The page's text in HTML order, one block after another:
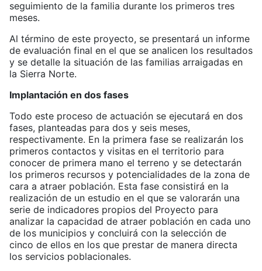
seguimiento de la familia durante los primeros tres
meses.
Al término de este proyecto, se presentará un informe
de evaluación final en el que se analicen los resultados
y se detalle la situación de las familias arraigadas en
la Sierra Norte.
Implantación en dos fases
Todo este proceso de actuación se ejecutará en dos
fases, planteadas para dos y seis meses,
respectivamente. En la primera fase se realizarán los
primeros contactos y visitas en el territorio para
conocer de primera mano el terreno y se detectarán
los primeros recursos y potencialidades de la zona de
cara a atraer población. Esta fase consistirá en la
realización de un estudio en el que se valorarán una
serie de indicadores propios del Proyecto para
analizar la capacidad de atraer población en cada uno
de los municipios y concluirá con la selección de
cinco de ellos en los que prestar de manera directa
los servicios poblacionales.